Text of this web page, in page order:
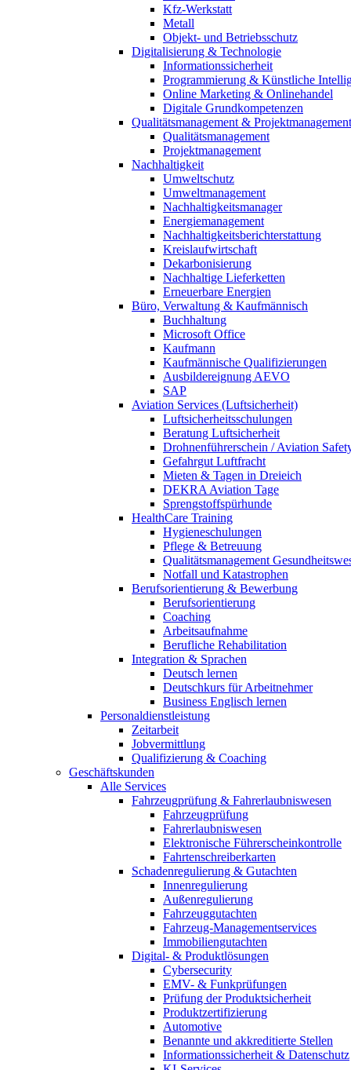
Kfz-Werkstatt
Metall
Objekt- und Betriebsschutz
Digitalisierung & Technologie
Informationssicherheit
Programmierung & Künstliche
Online Marketing & Onlinehandel
Digitale Grundkompetenzen
Qualitätsmanagement & Projektmanagement
Qualitätsmanagement
Projektmanagement
Nachhaltigkeit
Umweltschutz
Umweltmanagement
Nachhaltigkeitsmanager
Energiemanagement
Nachhaltigkeitsberichterstattung
Kreislaufwirtschaft
Dekarbonisierung
Nachhaltige Lieferketten
Erneuerbare Energien
Büro, Verwaltung & Kaufmännisch
Buchhaltung
Microsoft Office
Kaufmann
Kaufmännische Qualifizierungen
Ausbildereignung AEVO
SAP
Aviation Services (Luftsicherheit)
Luftsicherheitsschulungen
Beratung Luftsicherheit
Drohnenführerschein / Aviation
Gefahrgut Luftfracht
Mieten & Tagen in Dreieich
DEKRA Aviation Tage
Sprengstoffspürhunde
HealthCare Training
Hygieneschulungen
Pflege & Betreuung
Qualitätsmanagement
Notfall und Katastrophen
Berufsorientierung & Bewerbung
Berufsorientierung
Coaching
Arbeitsaufnahme
Berufliche Rehabilitation
Integration & Sprachen
Deutsch lernen
Deutschkurs für Arbeitnehmer
Business Englisch lernen
Personaldienstleistung
Zeitarbeit
Jobvermittlung
Qualifizierung & Coaching
Geschäftskunden
Alle Services
Fahrzeugprüfung & Fahrerlaubniswesen
Fahrzeugprüfung
Fahrerlaubniswesen
Elektronische Führerscheinkontrolle
Fahrtenschreiberkarten
Schadenregulierung & Gutachten
Innenregulierung
Außenregulierung
Fahrzeuggutachten
Fahrzeug-Managementservices
Immobiliengutachten
Digital- & Produktlösungen
Cybersecurity
EMV- & Funkprüfungen
Prüfung der Produktsicherheit
Produktzertifizierung
Automotive
Benannte und akkreditierte Stellen
Informationssicherheit & Datenschutz